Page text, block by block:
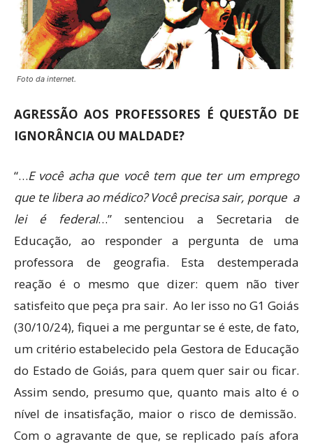
Foto da internet.
AGRESSÃO AOS PROFESSORES É QUESTÃO DE
IGNORÂNCIA OU MALDADE?
“…E você acha que você tem que ter um emprego
que te libera ao médico? Você precisa sair, porque a
lei é federal…” sentenciou a Secretaria de
Educação, ao responder a pergunta de uma
professora de geografia. Esta destemperada
reação é o mesmo que dizer: quem não tiver
satisfeito que peça pra sair. Ao ler isso no G1 Goiás
(30/10/24), fiquei a me perguntar se é este, de fato,
um critério estabelecido pela Gestora de Educação
do Estado de Goiás, para quem quer sair ou ficar.
Assim sendo, presumo que, quanto mais alto é o
nível de insatisfação, maior o risco de demissão.
Com o agravante de que, se replicado país afora